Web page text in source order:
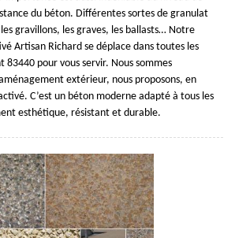
du béton. Différentes sortes de granulat
gravillons, les graves, les ballasts… Notre
Artisan Richard se déplace dans toutes les
pour vous servir. Nous sommes
extérieur, nous proposons, en
C’est un béton moderne adapté à tous les
esthétique, résistant et durable.